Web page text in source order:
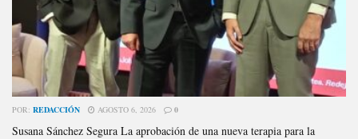
POR: REDACCIÓN AGOSTO 6, 2026 0
Susana Sánchez Segura La aprobación de una nueva terapia para la